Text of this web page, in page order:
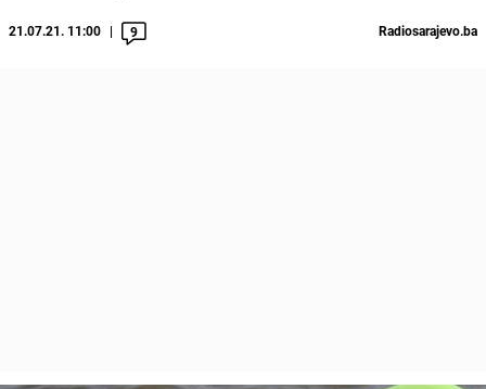
21.07.21. 11:00 9 Radiosarajevo.ba